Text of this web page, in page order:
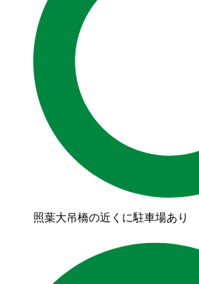
照葉大吊橋の近くに駐車場あり